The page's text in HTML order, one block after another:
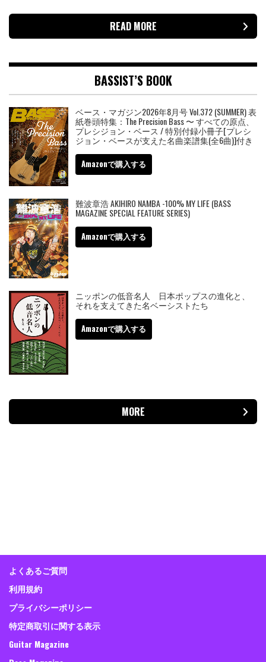
READ MORE
BASSIST’S BOOK
ベース・マガジン2026年8月号 Vol.372 (SUMMER) 表
紙巻頭特集：The Precision Bass 〜 すべての原点、
プレシジョン・ベース / 特別付録小冊子[プレシ
ジョン・ベースが支えた名曲楽譜集(全6曲)]付き
Amazonで購入する
難波章浩 AKIHIRO NAMBA -100% MY LIFE (BASS
MAGAZINE SPECIAL FEATURE SERIES)
Amazonで購入する
ニッポンの低音名人 日本ポップスの進化と、
それを支えてきた名ベーシストたち
Amazonで購入する
MORE
よくあるご質問
利用規約
プライバシーポリシー
特定商取引に関する表示
Guitar Magazine